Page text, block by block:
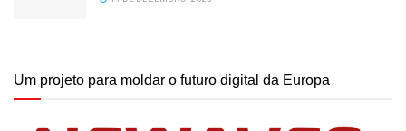
Um projeto para moldar o futuro digital da Europa